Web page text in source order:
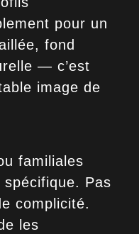
pour un
fond
— c’est
image de
familiales
Pas
complicité.
les